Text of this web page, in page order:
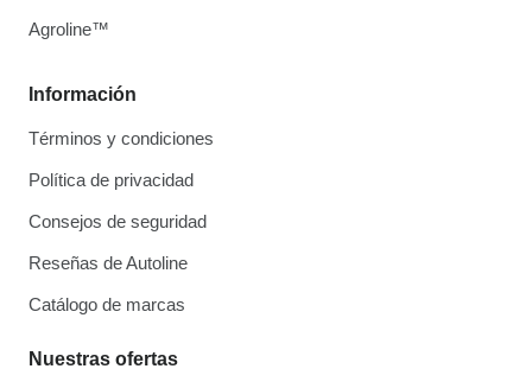
Información
Términos y condiciones
Política de privacidad
Consejos de seguridad
Reseñas de Autoline
Catálogo de marcas
Nuestras ofertas
Agroline™